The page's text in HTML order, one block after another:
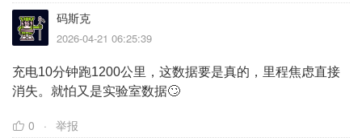
码斯克
2026-04-21 06:25:39
充电10分钟跑1200公里，这数据要是真的，里程焦虑直接
消失。就怕又是实验室数据🙄
0 举报